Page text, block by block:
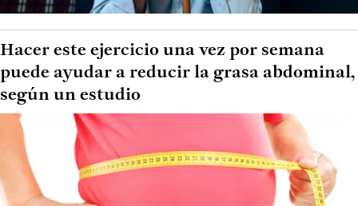
Hacer este ejercicio una vez por semana
puede ayudar a reducir la grasa abdominal,
según un estudio